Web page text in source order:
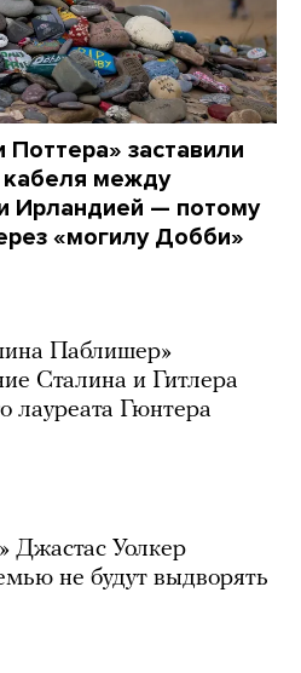
Поттера» заставили
кабеля между
Ирландией — потому
«могилу Добби»
Паблишер»
Сталина и Гитлера
лауреата Гюнтера
Джастас Уолкер
не будут выдворять